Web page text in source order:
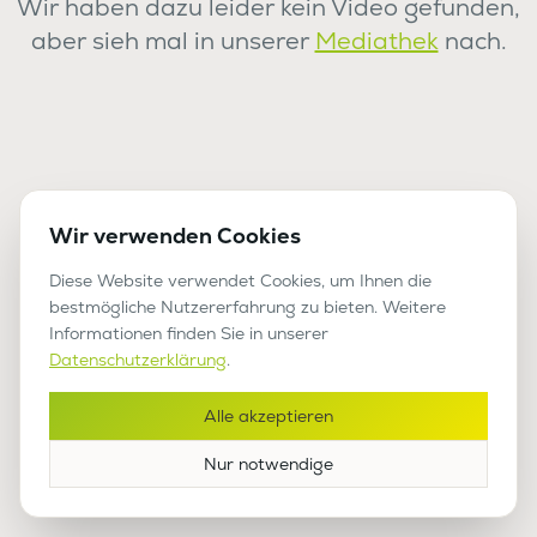
Wir haben dazu leider kein Video gefunden,
aber sieh mal in unserer Mediathek nach.
Wir verwenden Cookies
Diese Website verwendet Cookies, um Ihnen die
bestmögliche Nutzererfahrung zu bieten. Weitere
Informationen finden Sie in unserer
Datenschutzerklärung.
Alle akzeptieren
Nur notwendige